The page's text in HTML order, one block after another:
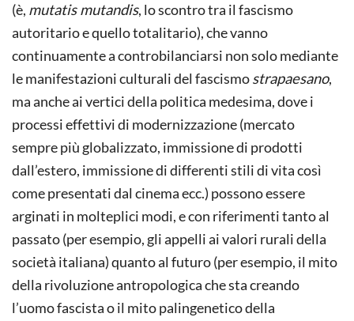
(è, mutatis mutandis, lo scontro tra il fascismo
autoritario e quello totalitario), che vanno
continuamente a controbilanciarsi non solo mediante
le manifestazioni culturali del fascismostrapaesano,
ma anche ai vertici della politica medesima, dove i
processi effettivi di modernizzazione (mercato
sempre più globalizzato, immissione di prodotti
dall’estero, immissione di differenti stili di vita così
come presentati dal cinema ecc.) possono essere
arginati in molteplici modi, e con riferimenti tanto al
passato (per esempio, gli appelli ai valori rurali della
società italiana) quanto al futuro (per esempio, il mito
della rivoluzione antropologica che sta creando
l’uomo fascista o il mito palingenetico della